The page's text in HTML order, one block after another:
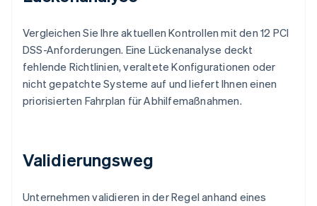
Vergleichen Sie Ihre aktuellen Kontrollen mit den 12 PCI
DSS-Anforderungen. Eine Lückenanalyse deckt
fehlende Richtlinien, veraltete Konfigurationen oder
nicht gepatchte Systeme auf und liefert Ihnen einen
priorisierten Fahrplan für Abhilfemaßnahmen.
Validierungsweg
Unternehmen validieren in der Regel anhand eines